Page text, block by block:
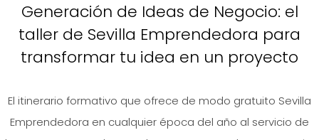
Generación de Ideas de Negocio: el
taller de Sevilla Emprendedora para
transformar tu idea en un proyecto
El itinerario formativo que ofrece de modo gratuito Sevilla
Emprendedora en cualquier época del año al servicio de